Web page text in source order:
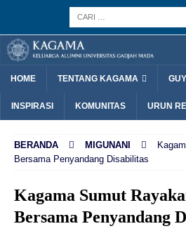
HOME TENTANG KAGAMA
INSPIRASI KOMUNITAS URUN
BERANDA MIGUNANI
Bersama Penyandang Disabilitas
Kagama Sumut
Bersama Penyandang